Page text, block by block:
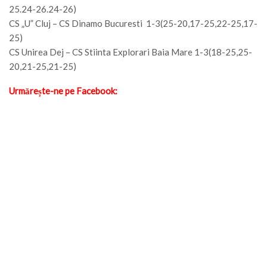
25.24-26.24-26)
CS „U” Cluj – CS Dinamo Bucuresti 1-3(25-20,17-25,22-25,17-
25)
CS Unirea Dej – CS Stiinta Explorari Baia Mare 1-3(18-25,25-
20,21-25,21-25)
Urmărește-ne pe Facebook: